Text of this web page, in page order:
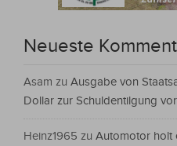
Neueste
Asam zu Ausgabe von
Dollar zur Schuldentilgung
Heinz1965 zu Automotor holt